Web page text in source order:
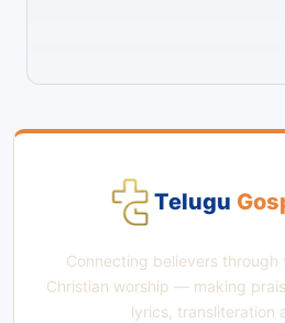
Telugu
Connecting believers through
Christian worship — making
lyrics, transliteration